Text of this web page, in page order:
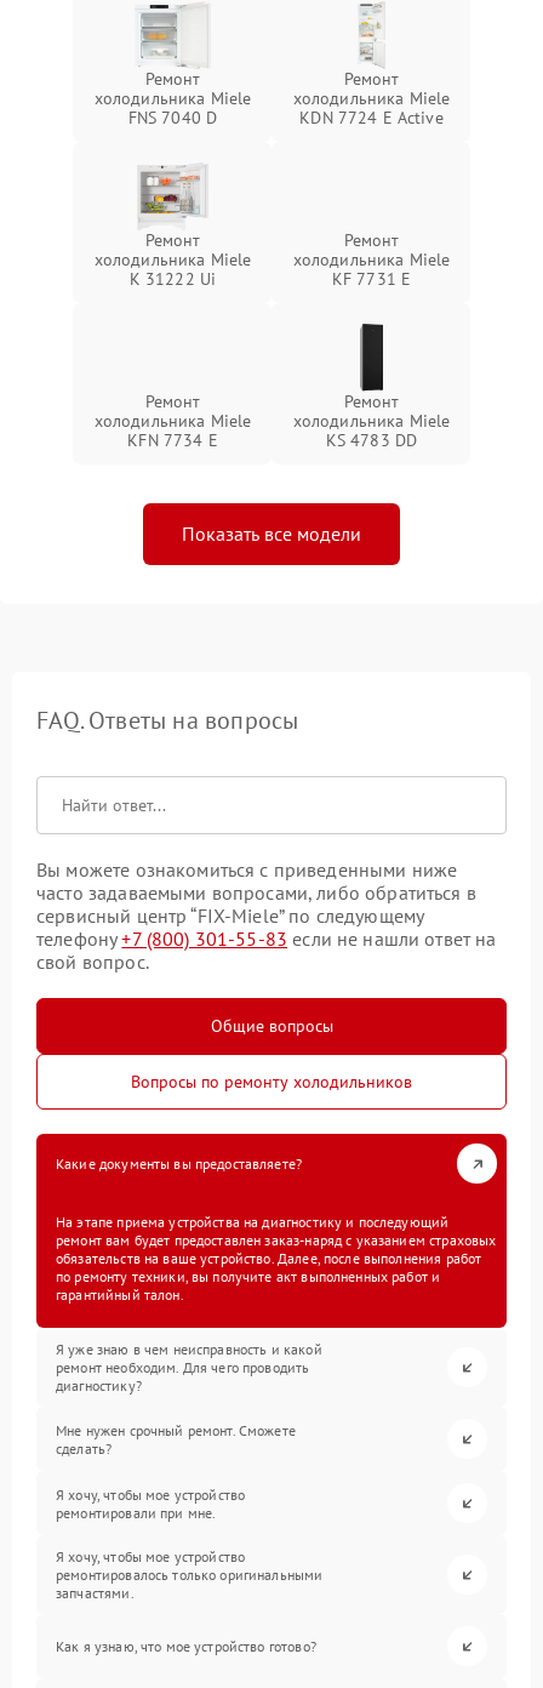
Ремонт
холодильника Miele
FNS 7040 D
Ремонт
холодильника Miele
KDN 7724 E Active
Ремонт
холодильника Miele
K 31222 Ui
Ремонт
холодильника Miele
KF 7731 E
Ремонт
холодильника Miele
KFN 7734 E
Ремонт
холодильника Miele
KS 4783 DD
Показать все модели
FAQ. Ответы на вопросы
Вы можете ознакомиться с приведенными ниже
часто задаваемыми вопросами, либо обратиться в
сервисный центр “FIX-Miele” по следующему
телефону+7 (800) 301-55-83 если не нашли ответ на
свой вопрос.
Общие вопросы
Вопросы по ремонту холодильников
Какие документы вы предоставляете?
На этапе приема устройства на диагностику и последующий
ремонт вам будет предоставлен заказ-наряд с указанием страховых
обязательств на ваше устройство. Далее, после выполнения работ
по ремонту техники, вы получите акт выполненных работ и
гарантийный талон.
Я уже знаю в чем неисправность и какой
ремонт необходим. Для чего проводить
диагностику?
Мне нужен срочный ремонт. Сможете
сделать?
Я хочу, чтобы мое устройство
ремонтировали при мне.
Я хочу, чтобы мое устройство
ремонтировалось только оригинальными
запчастями.
Как я узнаю, что мое устройство готово?